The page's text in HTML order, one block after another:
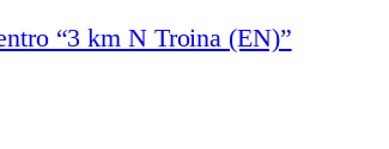
“3 km N Troina (EN)”